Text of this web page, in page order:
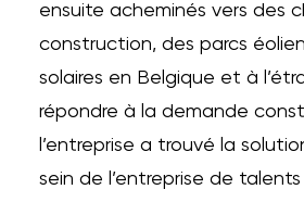
ensuite acheminés vers des
construction, des parcs
solaires en Belgique et à
répondre à la demande
l’entreprise a trouvé la
sein de l’entreprise de talents